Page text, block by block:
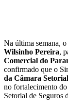
Na última semana, o
Wilsinho Pereira,
Comercial do
confirmado que o
da Câmara
no fortalecimento
Setorial de Seguros